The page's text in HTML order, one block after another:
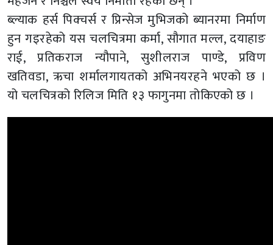
ब्ल्याक हर्स पिक्चर्स र प्रिन्सेज मुभिजको ब्यानरमा निर्माण
हुन गइरहेको यस चलचित्रमा कर्मा, सौगात मल्ल, दयाहाङ
राई, प्रतिकराज न्यौपाने, सुशीलराज पाण्डे, प्रविण
खतिवडा, ऋचा शर्मालगायतको अभिनयरहने भएको छ ।
यो चलचित्रको रिलिज मिति १३ फागुनमा तोकिएको छ ।